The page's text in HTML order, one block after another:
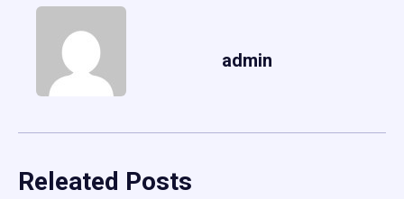
admin
Releated Posts